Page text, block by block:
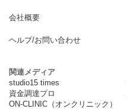
会社概要
ヘルプ/お問い合わせ
関連メディア
studio15 times
資金調達プロ
ON-CLINIC（オンクリニック）